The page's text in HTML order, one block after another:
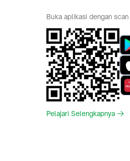
Buka aplikasi dengan
Pelajari Selengkapnya